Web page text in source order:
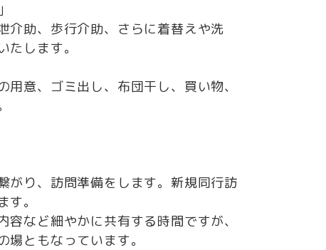
介助、歩行介助、さらに着替えや洗
します。
意、ゴミ出し、布団干し、買い物、
がり、訪問準備をします。新規同行訪
。
など細やかに共有する時間ですが、
ともなっています。